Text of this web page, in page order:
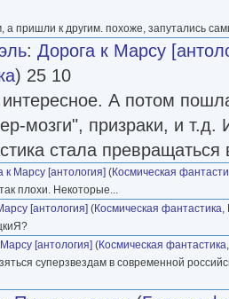
а пришли к другим. похоже, запутались
: Дорога к Марсу
) 25 10
А потом
мозги", призраки, и т.д.
стала
к Марсу [антология] (Космическая
плохи. Некоторые...
[антология] (Космическая фантастика,
[антология] (Космическая фантастика
суперзвездам в современной